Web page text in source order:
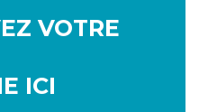
VOTRE
ICI